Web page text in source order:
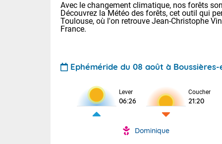
Avec le changement climatique, nos forêts
Découvrez la Météo des forêts, cet outil qui
Toulouse, où l'on retrouve Jean-Christophe
France.
Ephéméride du 08 août à
Lever
06:26
Coucher
21:20
Dominique
Voici les
: 22/28 Paris
Clermont-
Lille : 22/29